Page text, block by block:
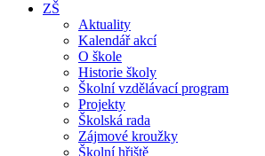
ZŠ
Aktuality
Kalendář akcí
O škole
Historie školy
Školní vzdělávací program
Projekty
Školská rada
Zájmové kroužky
Školní hřiště